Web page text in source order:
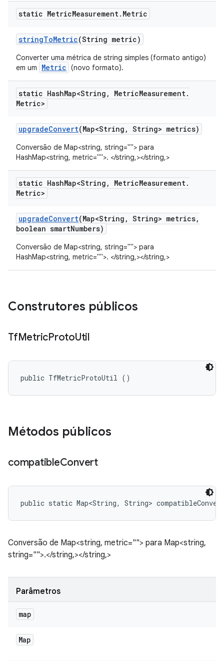
static MetricMeasurement. Metric
stringToMetric(String metric)
Converter uma métrica de string simples (formato antigo)
em um
Metric (novo formato).
static HashMap<String , MetricMeasurement.
Metric>
upgradeConvert(Map<String , String> metrics)
Conversão de Map<string, string=""> para
HashMap<string, metric="">. </string,></string,>
static HashMap<String , MetricMeasurement.
Metric>
upgradeConvert(Map<String , String> metrics,
boolean smartNumbers)
Conversão de Map<string, string=""> para
HashMap<string, metric="">. </string,></string,>
Construtores públicos
TfMetricProtoUtil
public TfMetricProtoUtil ()
Métodos públicos
compatibleConvert
public static Map<String, String>
Conversão de Map<string, metric=""> para Map<string,
string="">.</string,></string,>
Parâmetros
map
Map